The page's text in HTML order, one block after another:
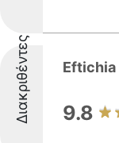
Διακριθέντες Eftichia
9.8